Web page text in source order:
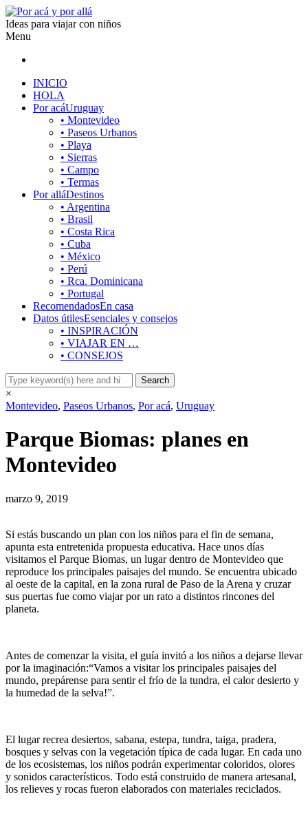
Ideas para viajar con niños
Menu
INICIO
HOLA
Por acáUruguay
• Montevideo
• Paseos Urbanos
• Playa
• Sierras
• Campo
• Termas
Por alláDestinos
• Argentina
• Brasil
• Costa Rica
• Cuba
• México
• Perú
• Rca. Dominicana
• Portugal
RecomendadosEn casa
Datos útilesEsenciales y consejos
• INSPIRACIÓN
• VIAJAR EN …
• CONSEJOS
×
Montevideo, Paseos Urbanos, Por acá, Uruguay
Parque Biomas: planes en
Montevideo
marzo 9, 2019
Si estás buscando un plan con los niños para el fin de semana,
apunta esta entretenida propuesta educativa. Hace unos días
visitamos el Parque Biomas, un lugar dentro de Montevideo que
reproduce los principales paisajes del mundo. Se encuentra ubicado
al oeste de la capital, en la zona rural de Paso de la Arena y cruzar
sus puertas fue como viajar por un rato a distintos rincones del
planeta.
Antes de comenzar la visita, el guía invitó a los niños a dejarse llevar
por la imaginación:“Vamos a visitar los principales paisajes del
mundo, prepárense para sentir el frío de la tundra, el calor desierto y
la humedad de la selva!”.
El lugar recrea desiertos, sabana, estepa, tundra, taiga, pradera,
bosques y selvas con la vegetación típica de cada lugar. En cada uno
de los ecosistemas, los niños podrán experimentar coloridos, olores
y sonidos característicos. Todo está construido de manera artesanal,
los relieves y rocas fueron elaborados con materiales reciclados.